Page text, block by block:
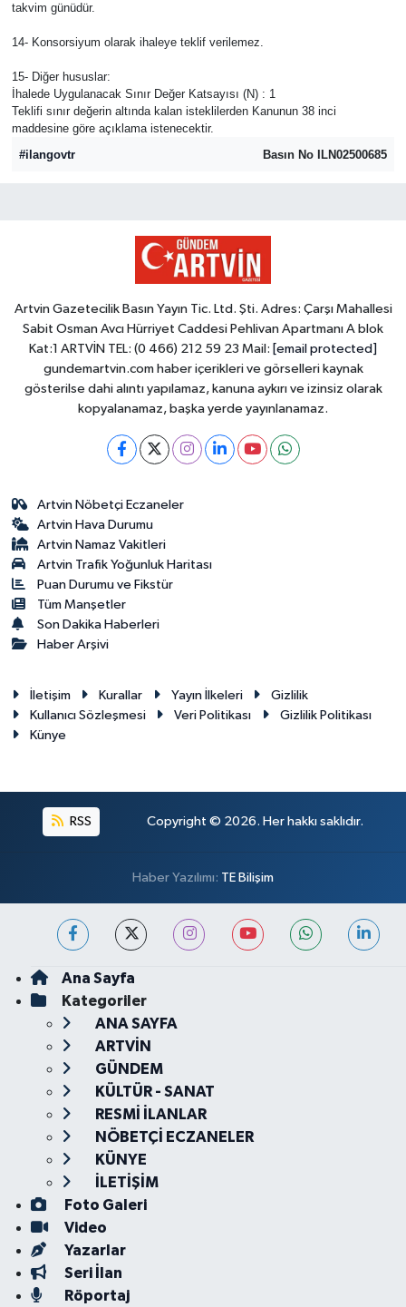
takvim günüdür.
14- Konsorsiyum olarak ihaleye teklif verilemez.
15- Diğer hususlar:
İhalede Uygulanacak Sınır Değer Katsayısı (N) : 1
Teklifi sınır değerin altında kalan isteklilerden Kanunun 38 inci
maddesine göre açıklama istenecektir.
#ilangovtr
Basın No ILN02500685
Artvin Gazetecilik Basın Yayın Tic. Ltd. Şti. Adres: Çarşı Mahallesi
Sabit Osman Avcı Hürriyet Caddesi Pehlivan Apartmanı A blok
Kat:1 ARTVİN TEL: (0 466) 212 59 23 Mail: [email protected]
gundemartvin.com haber içerikleri ve görselleri kaynak
gösterilse dahi alıntı yapılamaz, kanuna aykırı ve izinsiz olarak
kopyalanamaz, başka yerde yayınlanamaz.
Artvin Nöbetçi Eczaneler
Artvin Hava Durumu
Artvin Namaz Vakitleri
Artvin Trafik Yoğunluk Haritası
Puan Durumu ve Fikstür
Tüm Manşetler
Son Dakika Haberleri
Haber Arşivi
İletişim Kurallar Yayın İlkeleri
Gizlilik
Kullanıcı Sözleşmesi
Veri Politikası
Gizlilik Politikası
Künye
RSS Copyright © 2026. Her hakkı saklıdır.
Haber Yazılımı: TE Bilişim
Ana Sayfa
Kategoriler
ANA SAYFA
ARTVİN
GÜNDEM
KÜLTÜR - SANAT
RESMİ İLANLAR
NÖBETÇİ ECZANELER
KÜNYE
İLETİŞİM
Foto Galeri
Video
Yazarlar
Seri İlan
Röportaj